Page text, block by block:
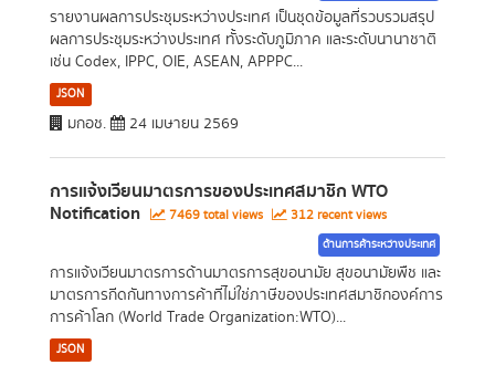
รายงานผลการประชุมระหว่างประเทศ เป็นชุดข้อมูลที่รวบรวมสรุป
ผลการประชุมระหว่างประเทศ ทั้งระดับภูมิภาค และระดับนานาชาติ
เช่น Codex, IPPC, OIE, ASEAN, APPPC...
JSON
มกอช. 24 เมษายน 2569
การแจ้งเวียนมาตรการของประเทศสมาชิก WTO
Notification 7469 total views 312 recent views
ด้านการค้าระหว่างประเทศ
การแจ้งเวียนมาตรการด้านมาตรการสุขอนามัย สุขอนามัยพืช และ
มาตรการกีดกันทางการค้าที่ไม่ใช่ภาษีของประเทศสมาชิกองค์การ
การค้าโลก (World Trade Organization:WTO)...
JSON